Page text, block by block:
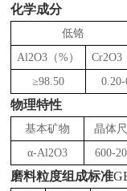
化学成分
低铬
Al2O3（%）
Cr2O3
≥98.50
物理特性
基本矿物 晶体
α-Al2O3
600-
磨料粒度组成标准